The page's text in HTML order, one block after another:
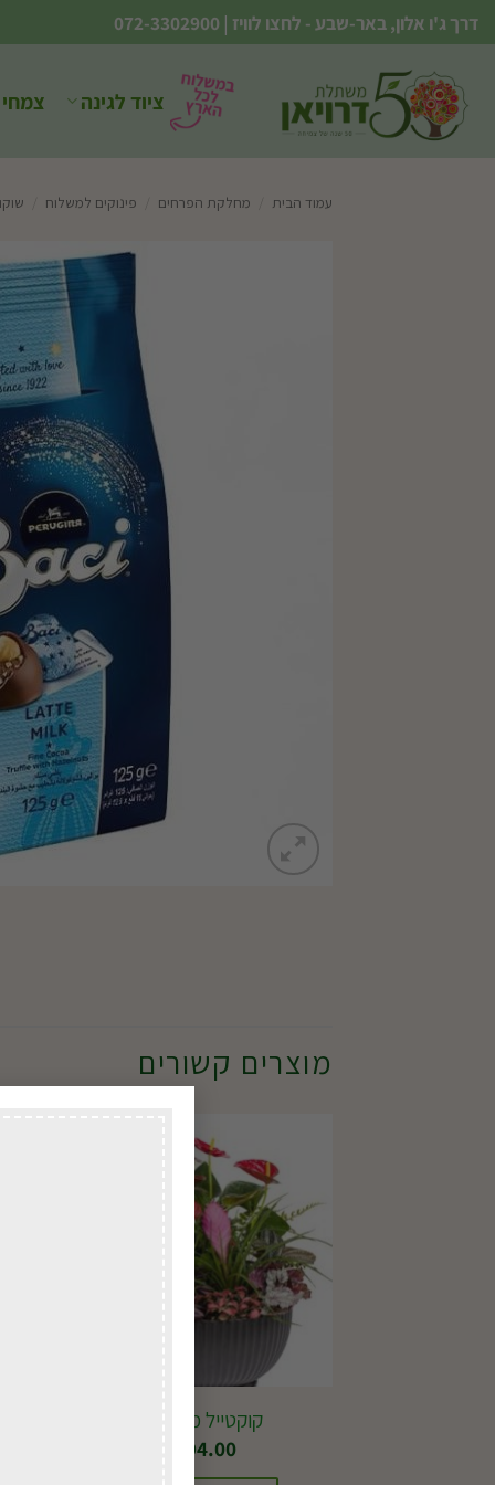
Skip
to
content
דרך ג'ו אלון, באר-שבע - לחצו לוויז |
072-3302900
ציוד לגינה צמחי
עמוד הבית מחלקת הפרחים פינוקים למשלוח
מוצרים קשורים
קוקטייל מהאגדות
394.00